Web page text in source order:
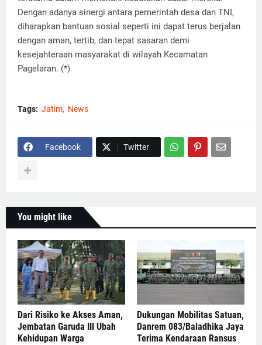
Dengan adanya sinergi antara pemerintah desa dan TNI,
diharapkan bantuan sosial seperti ini dapat terus berjalan
dengan aman, tertib, dan tepat sasaran demi
kesejahteraan masyarakat di wilayah Kecamatan
Pagelaran. (*)
Tags: Jatim News
Facebook Twitter
You might like
Dari Risiko ke Akses Aman,
Jembatan Garuda III Ubah
Kehidupan Warga
Dukungan Mobilitas Satuan,
Danrem 083/Baladhika Jaya
Terima Kendaraan Ransus